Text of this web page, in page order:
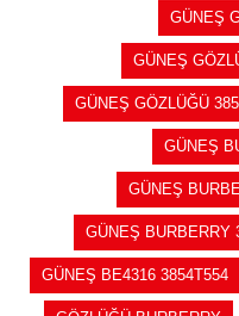
GÜNEŞ
GÜNEŞ
GÜNEŞ GÖZLÜĞÜ
GÜNEŞ
GÜNEŞ
GÜNEŞ BURBERRY
GÜNEŞ BE4316 3854T554